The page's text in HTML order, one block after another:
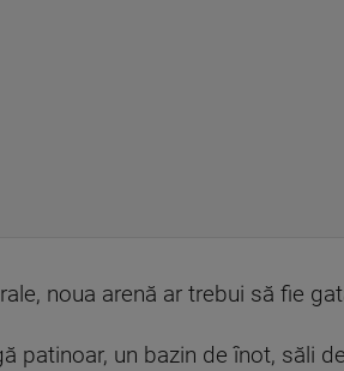
noua arenă ar trebui să fie
patinoar, un bazin de înot, săli